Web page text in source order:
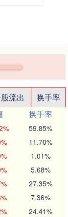
流出
换手率
换手率
59.85%
11.70%
1.01%
5.68%
27.35%
7.36%
24.41%